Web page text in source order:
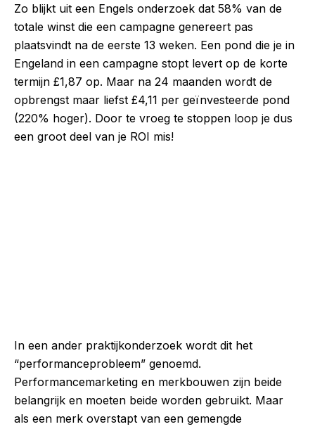
Zo blijkt uit een Engels onderzoek dat 58% van de
totale winst die een campagne genereert pas
plaatsvindt na de eerste 13 weken. Een pond die je in
Engeland in een campagne stopt levert op de korte
termijn £1,87 op. Maar na 24 maanden wordt de
opbrengst maar liefst £4,11 per geïnvesteerde pond
(220% hoger). Door te vroeg te stoppen loop je dus
een groot deel van je ROI mis!
In een ander praktijkonderzoek wordt dit het
“performanceprobleem” genoemd.
Performancemarketing en merkbouwen zijn beide
belangrijk en moeten beide worden gebruikt. Maar
als een merk overstapt van een gemengde